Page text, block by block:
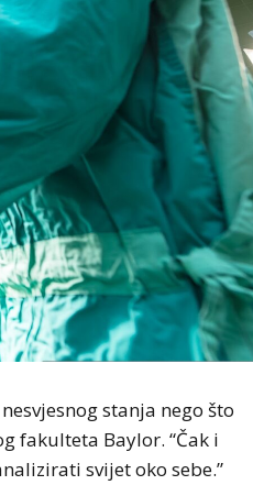
stanja nego što
fakulteta Baylor. “Čak i
svijet oko sebe.”